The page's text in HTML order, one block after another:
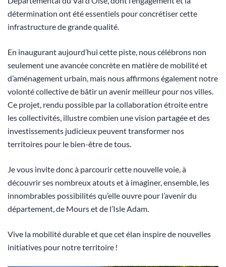
détermination ont été essentiels pour concrétiser cette
infrastructure de grande qualité.
En inaugurant aujourd’hui cette piste, nous célébrons non
seulement une avancée concrète en matière de mobilité et
d’aménagement urbain, mais nous affirmons également notre
volonté collective de bâtir un avenir meilleur pour nos villes.
Ce projet, rendu possible par la collaboration étroite entre
les collectivités, illustre combien une vision partagée et des
investissements judicieux peuvent transformer nos
territoires pour le bien-être de tous.
Je vous invite donc à parcourir cette nouvelle voie, à
découvrir ses nombreux atouts et à imaginer, ensemble, les
innombrables possibilités qu’elle ouvre pour l’avenir du
département, de Mours et de l’Isle Adam.
Vive la mobilité durable et que cet élan inspire de nouvelles
initiatives pour notre territoire !